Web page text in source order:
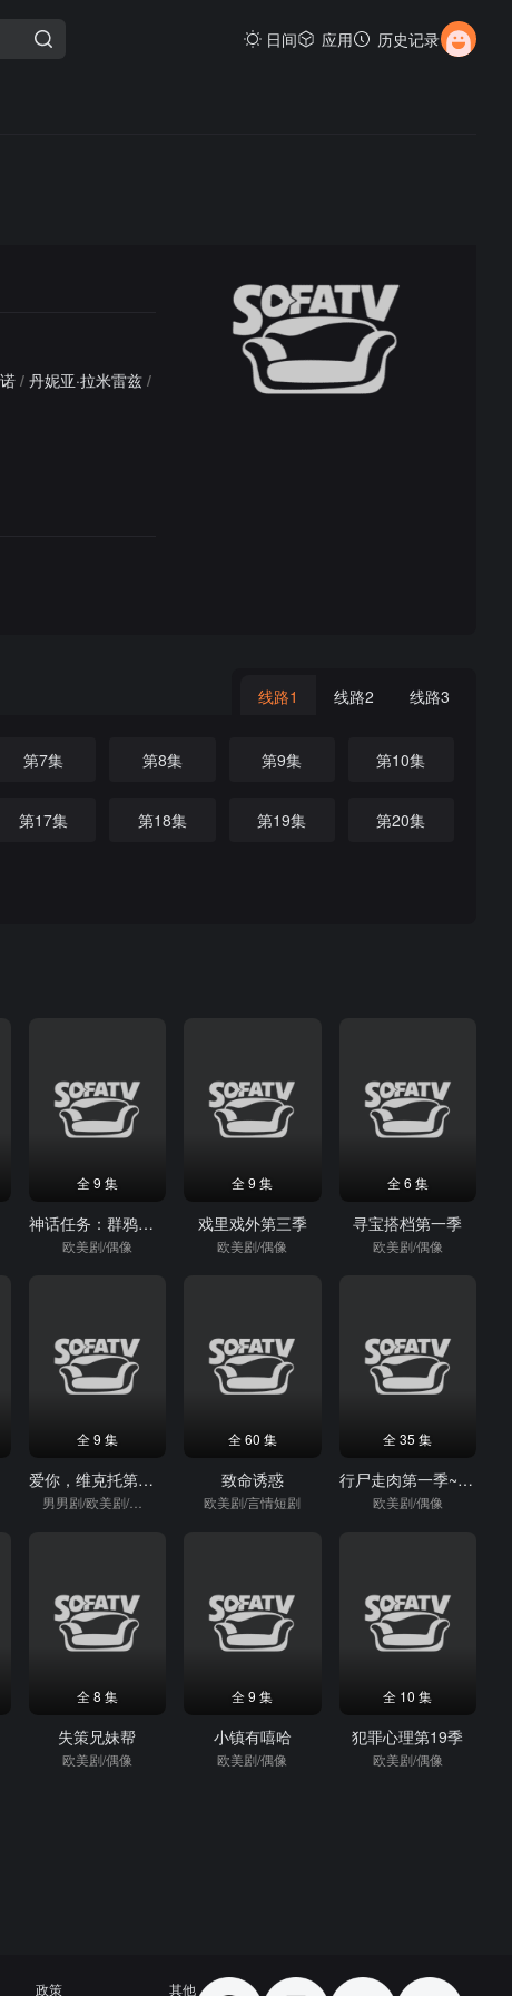
日间 应用 历史记录
/ 丹妮亚·拉米雷兹 /
线路1 线路2 线路3
第7集 第8集 第9集 第10集
第17集 第18集 第19集 第20集
全 9 集
神话任务：群鸦盛宴第一季
欧美剧/偶像
全 9 集
戏里戏外第三季
欧美剧/偶像
全 6 集
寻宝搭档第一季
欧美剧/偶像
全 9 集
爱你，维克托第二季
男男剧/欧美剧/偶像
全 60 集
致命诱惑
欧美剧/言情短剧
全 35 集
行尸走肉第一季~第三季
欧美剧/偶像
全 8 集
失策兄妹帮
欧美剧/偶像
全 9 集
小镇有嘻哈
欧美剧/偶像
全 10 集
犯罪心理第19季
欧美剧/偶像
政策 其他